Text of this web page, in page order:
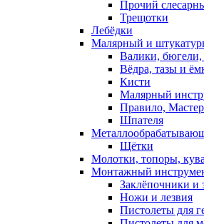
Прочий
Трещотки
Лебёдки
Малярный и
Валики, бюгели,
Вёдра, тазы и
Кисти
Малярный
Правило,
Шпателя
Щётки
Молотки, топоры,
Монтажный
Заклёпочники и
Ножи и лезвия
Пистолеты для